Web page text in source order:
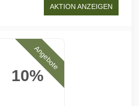
AKTION ANZEIGEN
10%
Angebote